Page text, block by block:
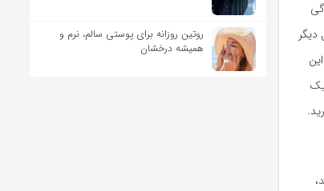
دیگر
روتین روزانه برای پوستی سالم، نرم و
همیشه درخشان